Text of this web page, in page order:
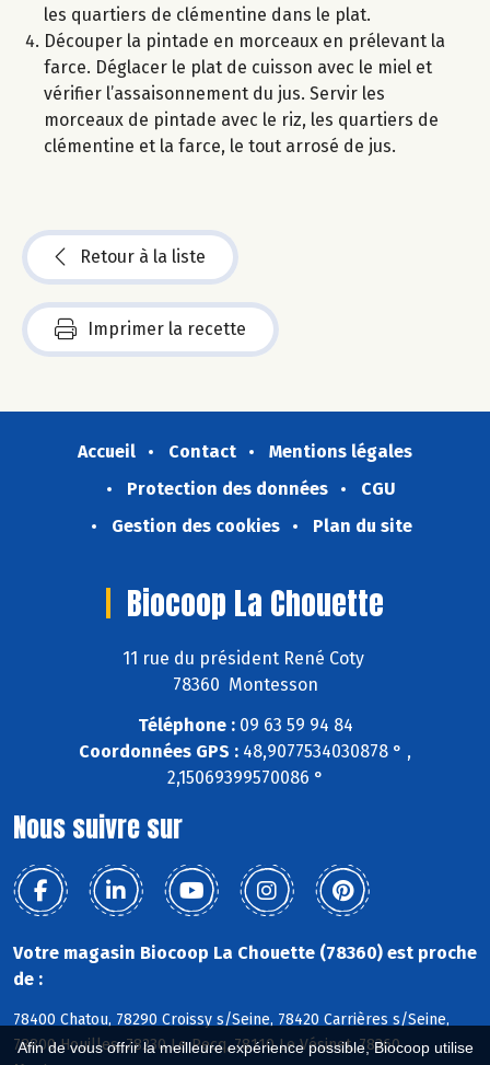
Afin de vous offrir la meilleure expérience possible, Biocoop utilise
les quartiers de clémentine dans le plat.
Découper la pintade en morceaux en prélevant la
farce. Déglacer le plat de cuisson avec le miel et
vérifier l’assaisonnement du jus. Servir les
morceaux de pintade avec le riz, les quartiers de
clémentine et la farce, le tout arrosé de jus.
Retour à la liste
Imprimer la recette
Accueil Contact
Mentions légales
Protection des données
CGU
Gestion des cookies
Plan du site
Biocoop La Chouette
11 rue du président René Coty
78360 Montesson
Téléphone :09 63 59 94 84
Coordonnées GPS : 48,9077534030878 ° ,
2,15069399570086 °
Nous suivre sur
Votre magasin Biocoop La Chouette (78360) est proche
de :
78400 Chatou, 78290 Croissy s/Seine, 78420 Carrières s/Seine,
78800 Houilles, 78230 Le Pecq, 78110 Le Vésinet, 78360